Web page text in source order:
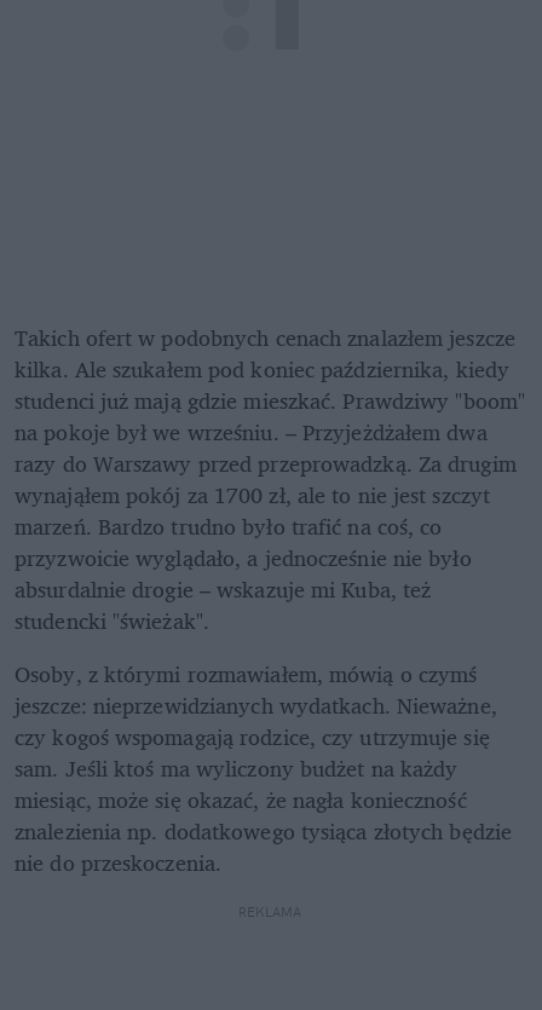
Takich ofert w podobnych cenach znalazłem jeszcze
kilka. Ale szukałem pod koniec października, kiedy
studenci już mają gdzie mieszkać. Prawdziwy "boom"
na pokoje był we wrześniu. – Przyjeżdżałem dwa
razy do Warszawy przed przeprowadzką. Za drugim
wynająłem pokój za 1700 zł, ale to nie jest szczyt
marzeń. Bardzo trudno było trafić na coś, co
przyzwoicie wyglądało, a jednocześnie nie było
absurdalnie drogie – wskazuje mi Kuba, też
studencki "świeżak".
Osoby, z którymi rozmawiałem, mówią o czymś
jeszcze: nieprzewidzianych wydatkach. Nieważne,
czy kogoś wspomagają rodzice, czy utrzymuje się
sam. Jeśli ktoś ma wyliczony budżet na każdy
miesiąc, może się okazać, że nagła konieczność
znalezienia np. dodatkowego tysiąca złotych będzie
nie do przeskoczenia.
REKLAMA